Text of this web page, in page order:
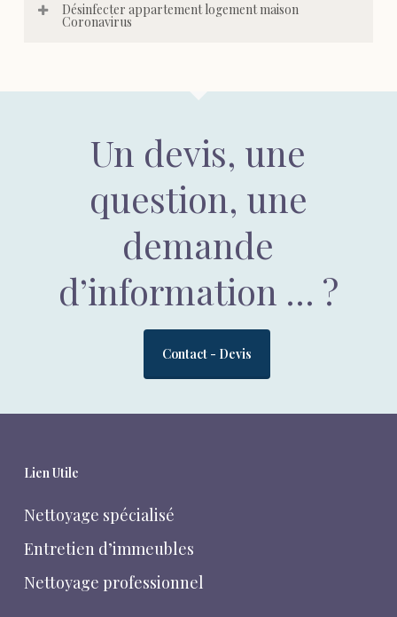
Désinfecter appartement logement maison
Coronavirus
Un devis, une
question, une
demande
d’information … ?
Contact - Devis
Lien Utile
Nettoyage spécialisé
Entretien d’immeubles
Nettoyage professionnel